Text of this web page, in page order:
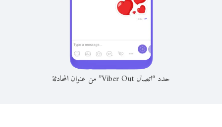
حدد “اتصال Viber Out” من عنوان المحادثة